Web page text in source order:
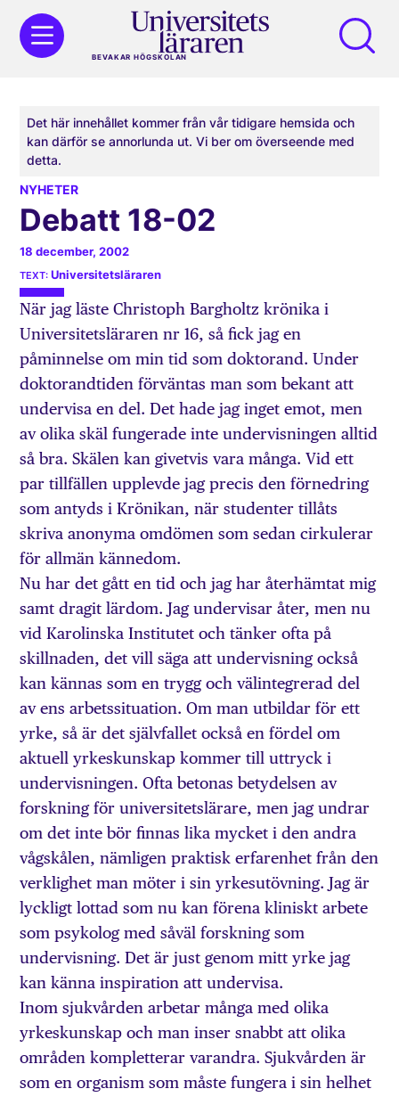
BEVAKAR HÖGSKOLAN
Det här innehållet kommer från vår tidigare hemsida och
kan därför se annorlunda ut. Vi ber om överseende med
detta.
NYHETER
Debatt 18-02
18 december, 2002
Universitetsläraren
När jag läste Christoph Bargholtz krönika i
Universitetsläraren nr 16, så fick jag en
påminnelse om min tid som doktorand. Under
doktorandtiden förväntas man som bekant att
undervisa en del. Det hade jag inget emot, men
av olika skäl fungerade inte undervisningen alltid
så bra. Skälen kan givetvis vara många. Vid ett
par tillfällen upplevde jag precis den förnedring
som antyds i Krönikan, när studenter tillåts
skriva anonyma omdömen som sedan cirkulerar
för allmän kännedom.
Nu har det gått en tid och jag har återhämtat mig
samt dragit lärdom. Jag undervisar åter, men nu
vid Karolinska Institutet och tänker ofta på
skillnaden, det vill säga att undervisning också
kan kännas som en trygg och välintegrerad del
av ens arbetssituation. Om man utbildar för ett
yrke, så är det självfallet också en fördel om
aktuell yrkeskunskap kommer till uttryck i
undervisningen. Ofta betonas betydelsen av
forskning för universitetslärare, men jag undrar
om det inte bör finnas lika mycket i den andra
vågskålen, nämligen praktisk erfarenhet från den
verklighet man möter i sin yrkesutövning. Jag är
lyckligt lottad som nu kan förena kliniskt arbete
som psykolog med såväl forskning som
undervisning. Det är just genom mitt yrke jag
kan känna inspiration att undervisa.
Inom sjukvården arbetar många med olika
yrkeskunskap och man inser snabbt att olika
områden kompletterar varandra. Sjukvården är
som en organism som måste fungera i sin helhet